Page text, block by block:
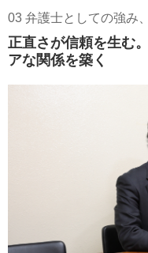
03 弁護士としての強み
正直さが信頼を生む
アな関係を築く